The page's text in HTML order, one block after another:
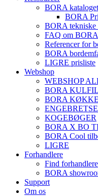
BORA kataloget
BORA
BORA tekniske
FAQ om BORA
Referencer for
BORA
LIGRE prisliste
Webshop
WEBSHOP
BORA
BORA
KOGEBØGER
BORA X BO
BORA Cool
LIGRE
Forhandlere
Find forhandlere
BORA
Support
Om os